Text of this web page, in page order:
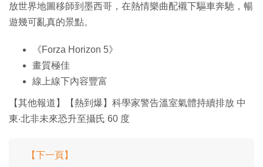
放世界地圖移師到墨西哥，在熱情樂曲配襯下驅車奔馳，暢
遊幾可亂真的景點。
《Forza Horizon 5》
畫質極佳
線上線下內容豐富
【其他報道】【熱到爆】科學家警告溫室氣體持續排放 中
東‧北非未來恐升至攝氏 60 度
【下一頁】